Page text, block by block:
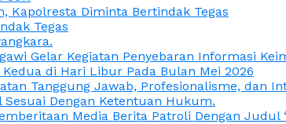
Kapolresta Diminta Bertindak Tegas
Tegas
Gelar Kegiatan Penyebaran Informasi
di Hari Libur Pada Bulan Mei 2026
Tanggung Jawab, Profesionalisme, dan
Dengan Ketentuan Hukum.
Media Berita Patroli Dengan Judul